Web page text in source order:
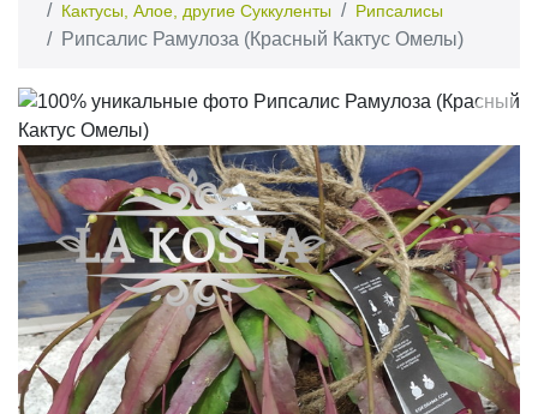
Кактусы, Алое, другие Суккуленты
Рипсалисы
Рипсалис Рамулоза (Красный Кактус Омелы)